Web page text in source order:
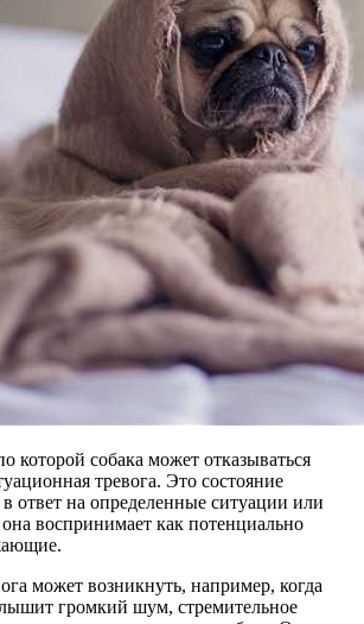
которой собака может отказываться
тревога. Это состояние
в ответ на определенные ситуации или
воспринимает как потенциально
может возникнуть, например, когда
громкий шум, стремительное